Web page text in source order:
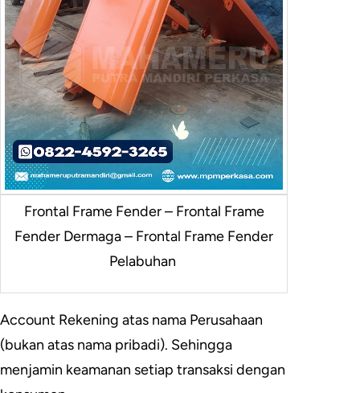
Frontal Frame Fender – Frontal Frame
Fender Dermaga – Frontal Frame Fender
Pelabuhan
Account Rekening atas nama Perusahaan
(bukan atas nama pribadi). Sehingga
menjamin keamanan setiap transaksi dengan